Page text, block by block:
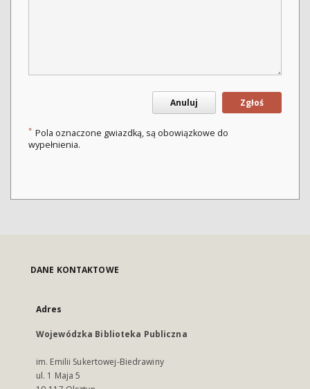
Anuluj Zgłoś
* Pola oznaczone gwiazdką, są obowiązkowe do
wypełnienia.
DANE KONTAKTOWE
Adres
Wojewódzka Biblioteka Publiczna
im. Emilii Sukertowej-Biedrawiny
ul. 1 Maja 5